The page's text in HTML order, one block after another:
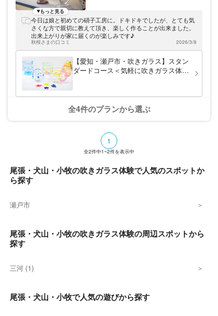
付けて削るサンドブラスト体験など、さまざ
まなプランをご用意しています。指導するの
は、スタジオの設立者でもあるガラス造形作
家の「キッタヨーコ」です。好みの形や模
様、色粒などを選んで、1点ものの自分だけ
のガラス作品をつくりましょう。
もっと見る
今日は娘と初めての硝子工房に。ドキドキでしたが、とても気
さくな方で親切に教えて頂き、楽しく作ることが出来ました。
出来上がりが家に届くのが楽しみです♪
秋桜さまの口コミ 2026/3/8
【愛知・瀬戸市・吹きガラス】スタン
ダードコース＜気軽に吹きガラス体験
全4件のプランから選ぶ
1
全2件中1~2件を表示中
尾張・犬山・小牧の吹きガラス体験で人気のスポットか
ら探す
瀬戸市
尾張・犬山・小牧の吹きガラス体験の周辺スポットから
探す
三河 (1)
尾張・犬山・小牧で人気の遊びから探す